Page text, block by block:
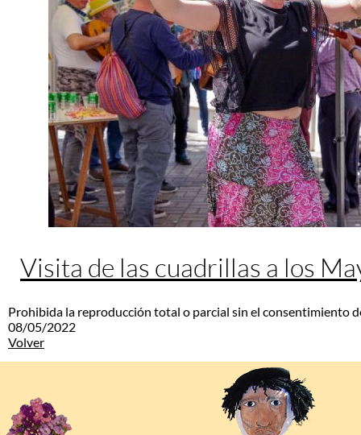
Visita de las cuadrillas a los
Prohibida la reproducción total o parcial sin el consentimiento
08/05/2022
Volver